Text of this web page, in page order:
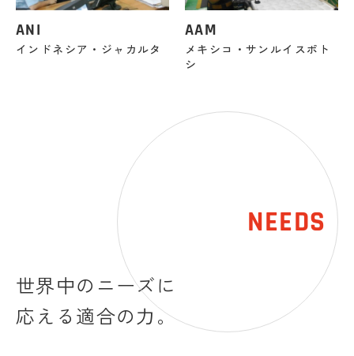
ANI
インドネシア・ジャカルタ
AAM
メキシコ・サンルイスポト
シ
NEEDS
世界中のニーズに
応える適合の力。